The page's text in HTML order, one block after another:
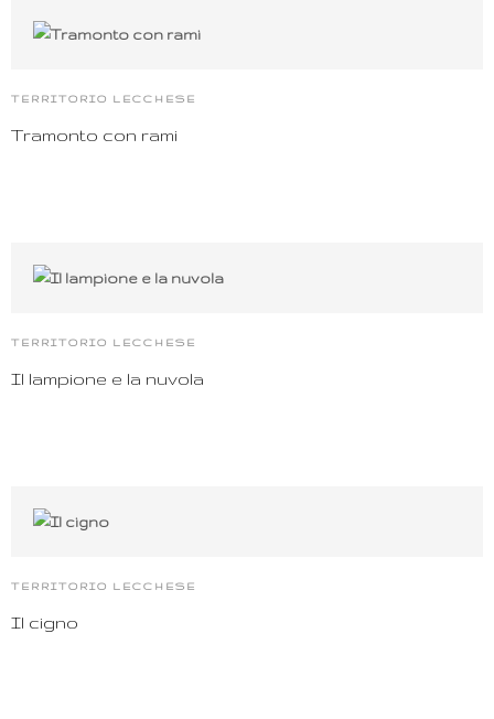
TERRITORIO LECCHESE
Tramonto con rami
TERRITORIO LECCHESE
Il lampione e la nuvola
TERRITORIO LECCHESE
Il cigno